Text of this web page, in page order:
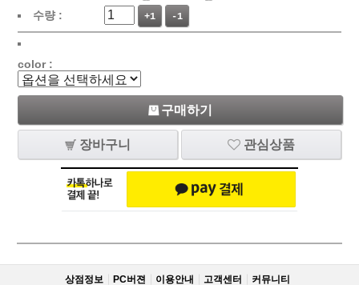
수량 :
+1 -1
color :
구매하기
장바구니 관심상품
상점정보 PC버젼 이용안내 고객센터 커뮤니티